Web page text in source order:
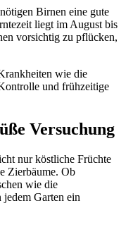
Birnen eine gute
liegt im August bis
vorsichtig zu pflücken,
wie die
und frühzeitige
Versuchung
nur köstliche Früchte
Zierbäume. Ob
wie die
Garten ein